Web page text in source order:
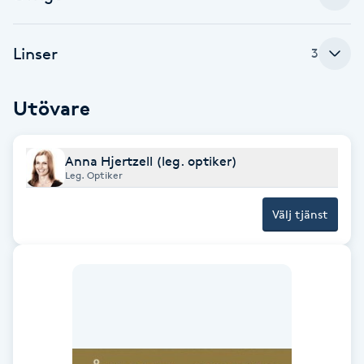
Babylights
Bambumassage
Barber
Bottenfärg
Linser 3
Utövare
Anna Hjertzell (leg. optiker)
Leg. Optiker
Välj tjänst